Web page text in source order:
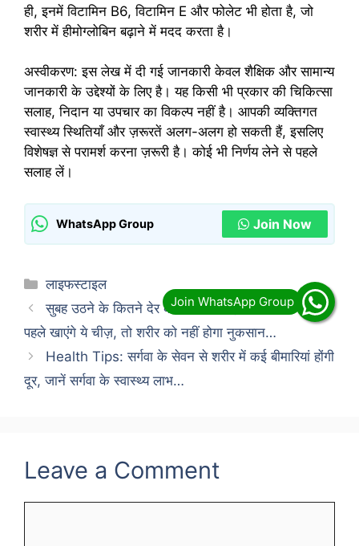
ही, इनमें विटामिन B6, विटामिन E और फोलेट भी होता है, जो
शरीर में हीमोग्लोबिन बढ़ाने में मदद करता है।
अस्वीकरण: इस लेख में दी गई जानकारी केवल शैक्षिक और सामान्य
जानकारी के उद्देश्यों के लिए है। यह किसी भी प्रकार की चिकित्सा
सलाह, निदान या उपचार का विकल्प नहीं है। आपकी व्यक्तिगत
स्वास्थ्य स्थितियाँ और ज़रूरतें अलग-अलग हो सकती हैं, इसलिए
विशेषज्ञ से परामर्श करना ज़रूरी है। कोई भी निर्णय लेने से पहले
सलाह लें।
WhatsApp Group Join Now
Categories
लाइफस्टाइल
सुबह उठने के कितने देर बाद पीनी चाहिए चाय? चाय पीने से
पहले खाएंगे ये चीज़, तो शरीर को नहीं होगा नुकसान…
Health Tips: सर्गवा के सेवन से शरीर में कई बीमारियां होंगी
दूर, जानें सर्गवा के स्वास्थ्य लाभ…
Leave a Comment